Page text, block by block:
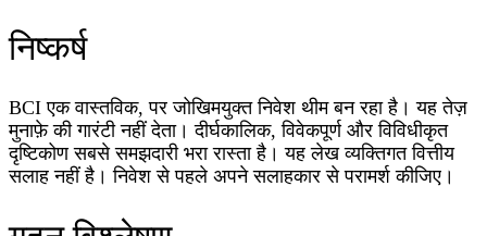
निष्कर्ष
BCI एक वास्तविक, पर जोखिमयुक्त निवेश थीम बन रहा है। यह तेज़
मुनाफ़े की गारंटी नहीं देता। दीर्घकालिक, विवेकपूर्ण और विविधीकृत
दृष्टिकोण सबसे समझदारी भरा रास्ता है। यह लेख व्यक्तिगत वित्तीय
सलाह नहीं है। निवेश से पहले अपने सलाहकार से परामर्श कीजिए।